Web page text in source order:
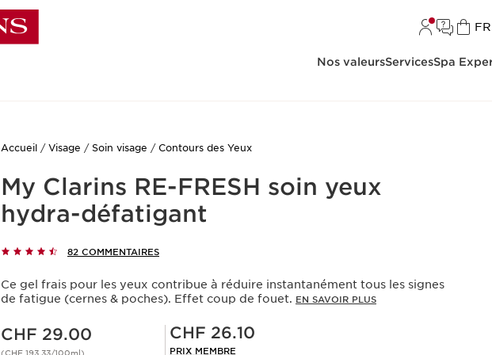
FR
Nos valeursServicesSpa
Accueil Visage Soin visage Contours des Yeux
My Clarins RE-FRESH soin yeux
hydra-défatigant
82 COMMENTAIRES
Ce gel frais pour les yeux contribue à réduire instantanément tous les signes
de fatigue (cernes & poches). Effet coup de fouet. EN SAVOIR PLUS
Nouveau prix CHF 29.00
CHF 29.00
(CHF 193.33/100ml)
Prix Sérénité CHF 26.10
CHF 26.10
PRIX MEMBRE